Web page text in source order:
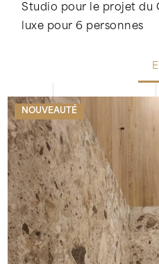
Studio pour le projet du
luxe pour 6 personnes
NOUVEAUTÉ